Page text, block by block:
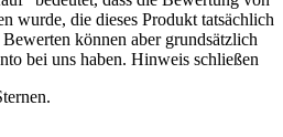
wurde, die dieses Produkt tatsächlich
können aber grundsätzlich
bei uns haben. Hinweis schließen